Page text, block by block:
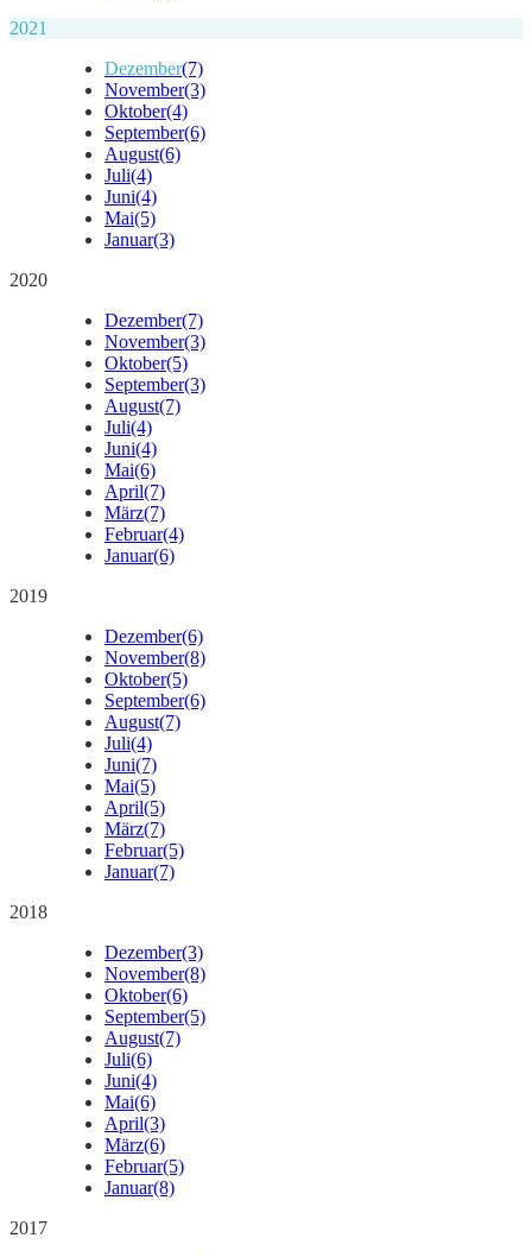
2021
Dezember(7)
November(3)
Oktober(4)
September(6)
August(6)
Juli(4)
Juni(4)
Mai(5)
Januar(3)
2020
Dezember(7)
November(3)
Oktober(5)
September(3)
August(7)
Juli(4)
Juni(4)
Mai(6)
April(7)
März(7)
Februar(4)
Januar(6)
2019
Dezember(6)
November(8)
Oktober(5)
September(6)
August(7)
Juli(4)
Juni(7)
Mai(5)
April(5)
März(7)
Februar(5)
Januar(7)
2018
Dezember(3)
November(8)
Oktober(6)
September(5)
August(7)
Juli(6)
Juni(4)
Mai(6)
April(3)
März(6)
Februar(5)
Januar(8)
2017